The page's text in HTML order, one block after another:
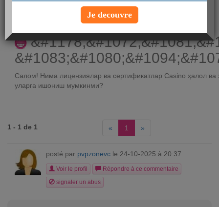
posté parSlavicle 24-10-2025 à 18:22
Voir le profil
Салом! Нима лицензиялар ва сертификатлар Casino ҳалол ва
уларга ишониш мумкинми?
1 - 1 de 1 « 1 »
posté par pvpzonevc le 24-10-2025 à 20:37
Voir le profil
Répondre à ce commentaire
signaler un abus
Je decouvre